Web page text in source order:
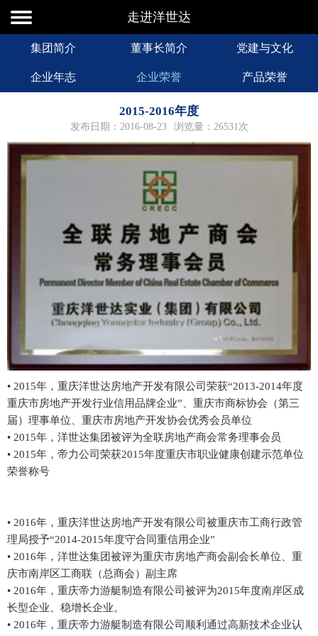
走进洋世达
集团简介 董事长简介 党建与文化
企业年志 企业荣誉 产品荣誉
2015-2016年度
发布日期：2016-08-23 浏览量：26531次
• 2015年，重庆洋世达房地产开发有限公司荣获“2013-2014年度
重庆市房地产开发行业信用品牌企业”、重庆市商标协会（第三
届）理事单位、重庆市房地产开发协会优秀会员单位
• 2015年，洋世达集团被评为全联房地产商会常务理事会员
• 2015年，帝力公司荣获2015年度重庆市职业健康创建示范单位
荣誉称号
• 2016年，重庆洋世达房地产开发有限公司被重庆市工商行政管
理局授予“2014-2015年度守合同重信用企业”
• 2016年，洋世达集团被评为重庆市房地产商会副会长单位、重
庆市南岸区工商联（总商会）副主席
• 2016年， 重庆帝力游艇制造有限公司被评为2015年度南岸区成
长型企业、稳增长企业。
• 2016年， 重庆帝力游艇制造有限公司顺利通过高新技术企业认